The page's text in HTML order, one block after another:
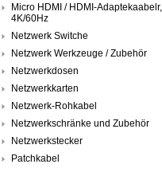
Micro HDMI / HDMI-Adaptekaabelr,
4K/60Hz
Netzwerk Switche
Netzwerk Werkzeuge / Zubehör
Netzwerkdosen
Netzwerkkarten
Netzwerk-Rohkabel
Netzwerkschränke und Zubehör
Netzwerkstecker
Patchkabel